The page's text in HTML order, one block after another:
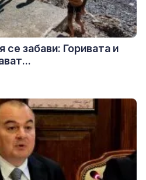
се забави: Горивата и